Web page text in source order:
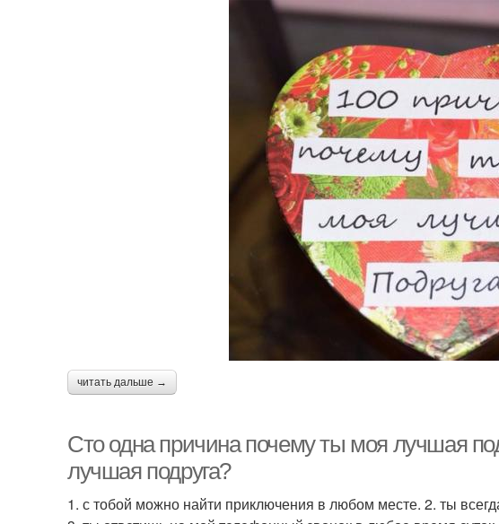
читать дальше →
Сто одна причина почему ты моя лучшая
лучшая подруга?
1. с тобой можно найти приключения в любом месте. 2. ты